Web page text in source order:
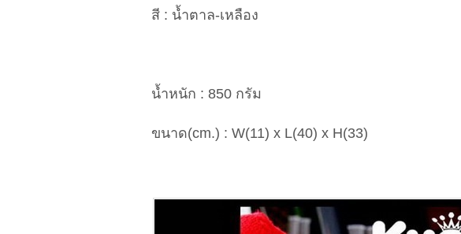
สี : น้ำตาล-เหลือง
น้ำหนัก : 850 กรัม
ขนาด(cm.) : W(11) x L(40) x H(33)